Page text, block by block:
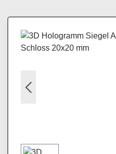
Bildergalerie überspringen